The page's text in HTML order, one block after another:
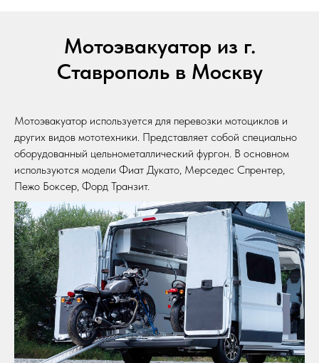
Мотоэвакуатор из г.
Ставрополь в Москву
Мотоэвакуатор используется для перевозки мотоциклов и
других видов мототехники. Представляет собой специально
оборудованный цельнометаллический фургон. В основном
используются модели Фиат Дукато, Мерседес Спрентер,
Пежо Боксер, Форд Транзит.